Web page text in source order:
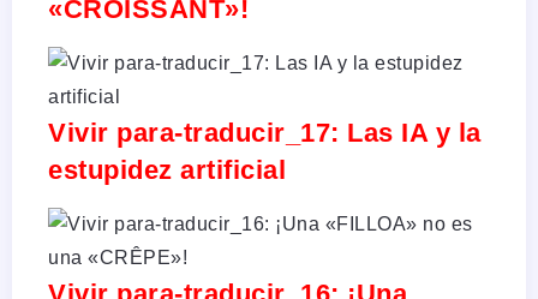
«CROISSANT»!
Vivir para-traducir_17: Las IA y la
estupidez artificial